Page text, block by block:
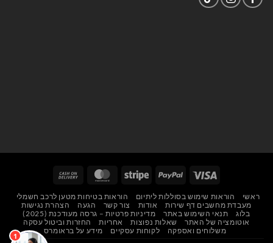
Visa
PayPal
Stripe
MasterCard
Delivery
ראשי הוראות שימוש בסוללות ליתיום
הוראות בטיחות מטען לרכב חשמלי
מעבדת מחשבים דף שירות
אודות צור קשר הגעה
הצהרת נגישות
בלוג
תנאי השימוש באתר
מדיניות פרטיות – גרסה מעודכנת (2025)
אוטומציה של האתר
שאלות נפוצות אחריות
החזרות וביטול עסקה
משלוחים ואספקה
לקוחות עסקיים מידע על בראומרס